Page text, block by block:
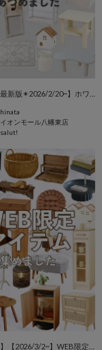
hinata
イオンモール八幡東店
salut!